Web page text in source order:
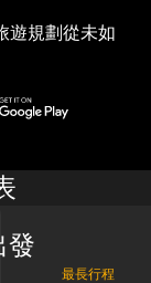
遊規劃從未如
發
最長行程